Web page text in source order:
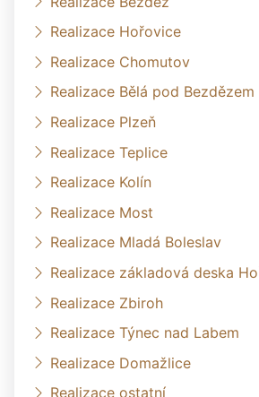
Realizace Hořovice
Realizace Chomutov
Realizace Bělá pod Bezdězem
Realizace Plzeň
Realizace Teplice
Realizace Kolín
Realizace Most
Realizace Mladá Boleslav
Realizace základová deska
Realizace Zbiroh
Realizace Týnec nad Labem
Realizace Domažlice
Realizace ostatní